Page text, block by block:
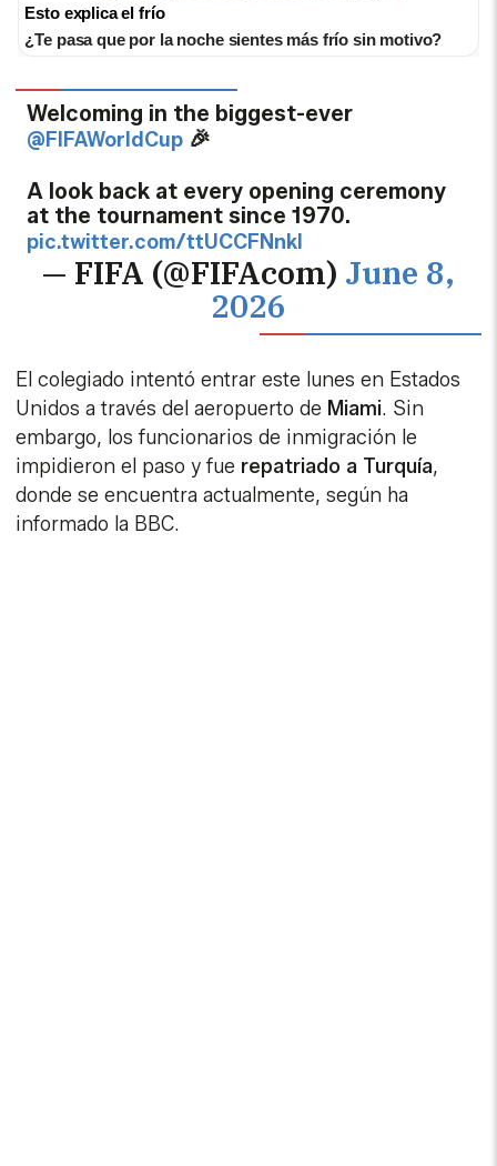
Esto explica el frío
¿Te pasa que por la noche sientes más frío sin motivo?
Welcoming in the biggest-ever
@FIFAWorldCup 🎉
A look back at every opening ceremony
at the tournament since 1970.
pic.twitter.com/ttUCCFNnkl
— FIFA (@FIFAcom) June 8,
2026
El colegiado intentó entrar este lunes en Estados
Unidos a través del aeropuerto de Miami. Sin
embargo, los funcionarios de inmigración le
impidieron el paso y fue repatriado a Turquía,
donde se encuentra actualmente, según ha
informado la BBC.